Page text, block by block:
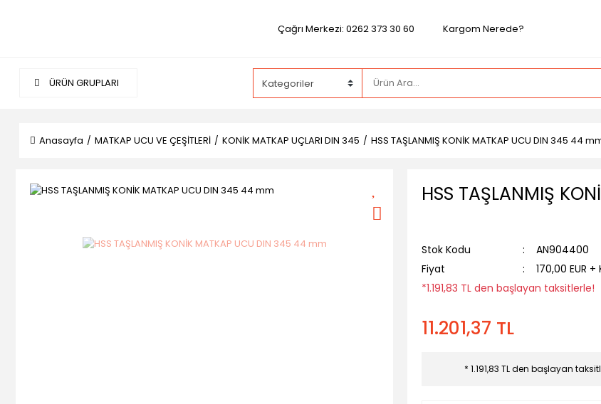
Çağrı Merkezi: 0262 373 30 60 Kargom Nerede?
ÜRÜN GRUPLARI
Anasayfa MATKAP UCU VE ÇEŞİTLERİ KONİK MATKAP UÇLARI DIN 345 HSS TAŞLANMIŞ KONİK MATKAP UCU DIN 345 44
HSS TAŞLANMIŞ
Stok Kodu
AN904400
Fiyat
170,00 EUR +
*1.191,83 TL den başlayan taksitlerle!
11.201,37 TL
* 1.191,83 TL den başlayan